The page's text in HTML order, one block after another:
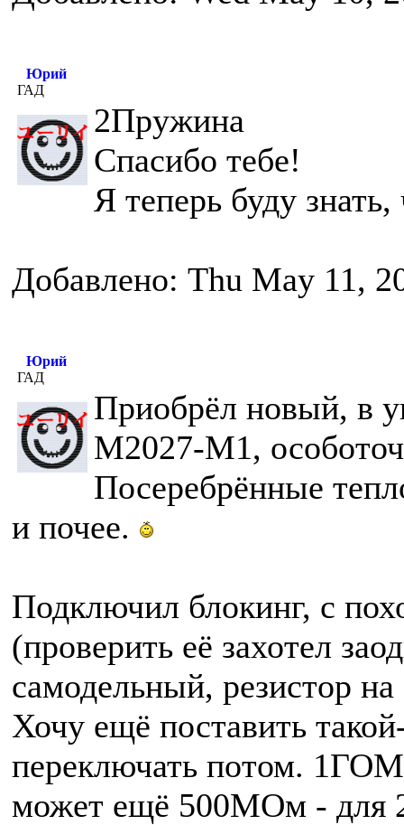
Юрий
ГАД
2Пружина
Спасибо тебе!
Я теперь буду
Добавлено: Thu May 11,
Юрий
ГАД
Приобрёл новый, в
М2027-М1,
Посеребрённые
и почее.
Подключил блокинг, с
(проверить её захотел
самодельный, резистор
Хочу ещё поставить
переключать потом.
может ещё 500МОм - для